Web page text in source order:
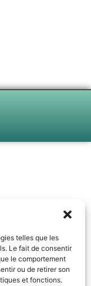
telles que les
Le fait de consentir
le comportement
ou de retirer son
et fonctions.